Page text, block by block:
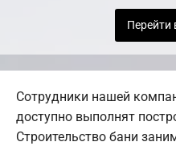
Перейти
Сотрудники нашей
доступно выполнят
Строительство бани